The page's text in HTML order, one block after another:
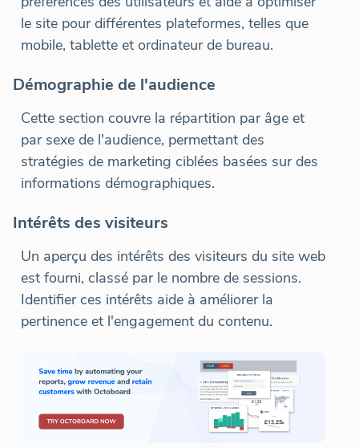
le site pour différentes plateformes, telles que
mobile, tablette et ordinateur de bureau.
Démographie de l'audience
Cette section couvre la répartition par âge et
par sexe de l'audience, permettant des
stratégies de marketing ciblées basées sur des
informations démographiques.
Intérêts des visiteurs
Un aperçu des intérêts des visiteurs du site web
est fourni, classé par le nombre de sessions.
Identifier ces intérêts aide à améliorer la
pertinence et l'engagement du contenu.